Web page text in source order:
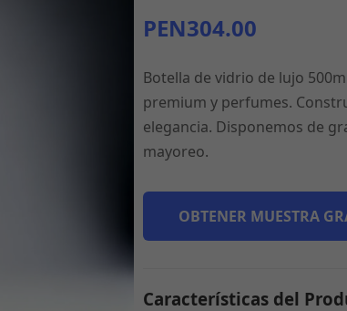
PEN304.00
Botella de vidrio de lujo
premium y perfumes.
elegancia. Disponemos de
mayoreo.
OBTENER MUESTRA
Características del